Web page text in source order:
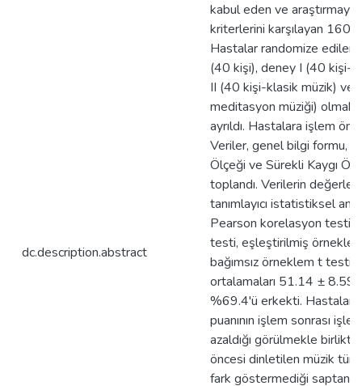
dc.description.abstract
kabul eden ve
kriterlerini karşılayan 160
Hastalar randomize
(40 kişi), deney I (40 kişi-
II (40 kişi-klasik müzik) ve
meditasyon müziği) olmak
ayrıldı. Hastalara işlem
Veriler, genel bilgi formu,
Ölçeği ve Sürekli Kaygı
toplandı. Verilerin
tanımlayıcı istatistiksel
Pearson korelasyon testi,
testi, eşleştirilmiş
bağımsız örneklem t testi
ortalamaları 51.14 ± 8.59
%69.4'ü erkekti.
puanının işlem sonrası
azaldığı görülmekle
öncesi dinletilen müzik
fark göstermediği